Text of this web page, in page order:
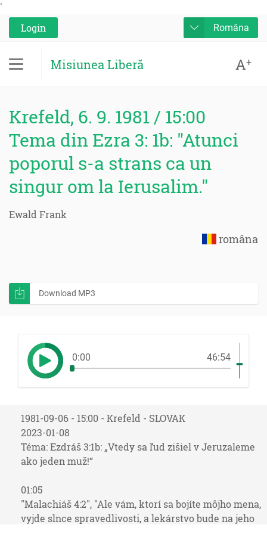
'
Login
Româna
Misiunea Liberă A+
Krefeld, 6. 9. 1981 / 15:00
Tema din Ezra 3: 1b: "Atunci
poporul s-a strans ca un
singur om la Ierusalim."
Ewald Frank
româna
Download MP3
0:00 46:54
1981-09-06 - 15:00 - Krefeld - SLOVAK
2023-01-08
Téma: Ezdráš 3:1b: „Vtedy sa ľud zišiel v Jeruzaleme
ako jeden muž!“
01:05
"Malachiáš 4:2", "Ale vám, ktorí sa bojíte môjho mena,
vyjde slnce spravedlivosti, a lekárstvo bude na jeho